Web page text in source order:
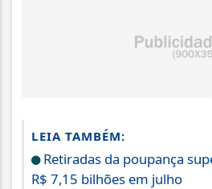
LEIA TAMBÉM:
Retiradas da poupança
R$ 7,15 bilhões em julho